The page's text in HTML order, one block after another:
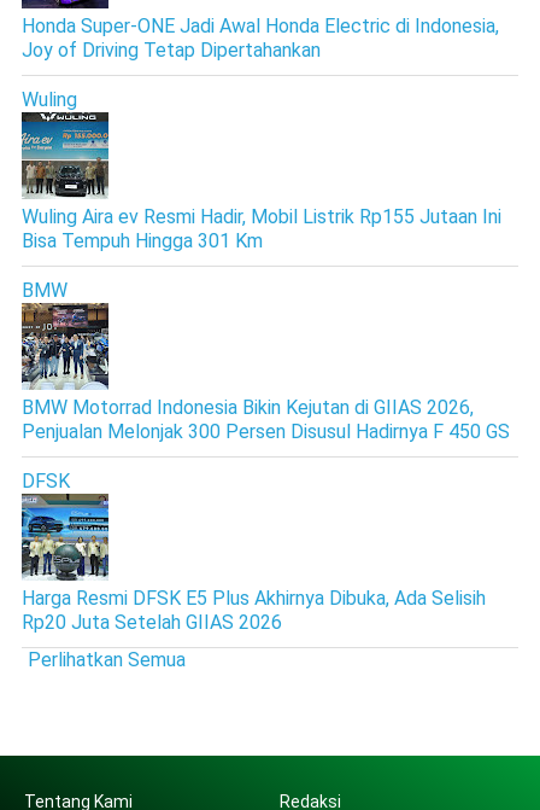
Honda Super-ONE Jadi Awal Honda Electric di Indonesia,
Joy of Driving Tetap Dipertahankan
Wuling
Wuling Aira ev Resmi Hadir, Mobil Listrik Rp155 Jutaan Ini
Bisa Tempuh Hingga 301 Km
BMW
BMW Motorrad Indonesia Bikin Kejutan di GIIAS 2026,
Penjualan Melonjak 300 Persen Disusul Hadirnya F 450 GS
DFSK
Harga Resmi DFSK E5 Plus Akhirnya Dibuka, Ada Selisih
Rp20 Juta Setelah GIIAS 2026
Perlihatkan Semua
Tentang Kami Redaksi